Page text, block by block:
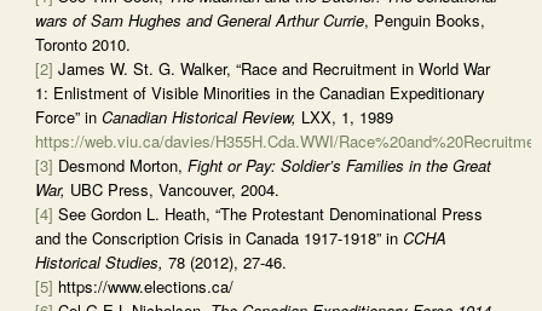
wars of Sam Hughes and General Arthur Currie, Penguin Books,
Toronto 2010.
[2] James W. St. G. Walker, “Race and Recruitment in World War
1: Enlistment of Visible Minorities in the Canadian Expeditionary
Force” in Canadian Historical Review, LXX, 1, 1989
https://web.viu.ca/davies/H355H.Cda.WWI/
[3] Desmond Morton, Fight or Pay: Soldier’s Families in the Great
War, UBC Press, Vancouver, 2004.
[4] See Gordon L. Heath, “The Protestant Denominational Press
and the Conscription Crisis in Canada 1917-1918” in CCHA
Historical Studies, 78 (2012), 27-46.
[5] https://www.elections.ca/